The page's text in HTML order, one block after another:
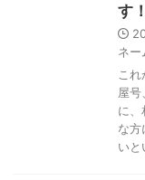
す！
ネー
こ
屋号
に、
な方
いと